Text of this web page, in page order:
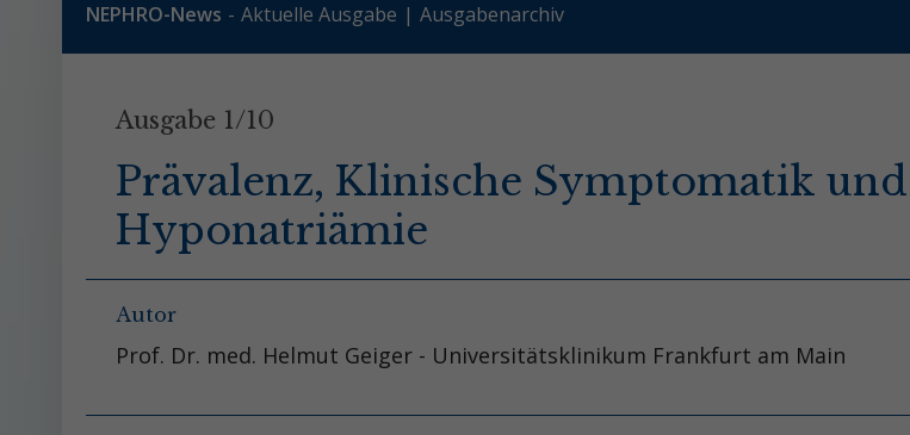
NEPHRO-News Aktuelle Ausgabe Ausgabenarchiv
Ausgabe 1/10
Prävalenz, Klinische Symptomatik
Hyponatriämie
Autor
Prof. Dr. med. Helmut Geiger - Universitätsklinikum Frankfurt am Main